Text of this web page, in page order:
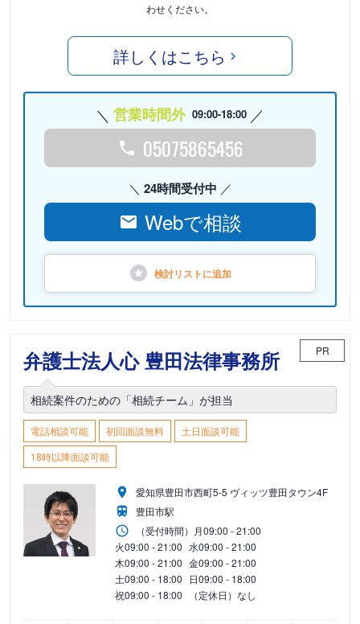
わせください。
詳しくはこちら
営業時間外 09:00-18:00
05075865456
24時間受付中
Webで相談
検討リストに追加
弁護士法人心 豊田法律事務所 PR
相続案件のための「相続チーム」が担当
電話相談可能 初回面談無料
土日面談可能
18時以降面談可能
愛知県豊田市西町5-5 ヴィッツ豊田タウン4F
豊田市駅
（受付時間） 月09:00 - 21:00
火09:00 - 21:00 水09:00 - 21:00
木09:00 - 21:00 金09:00 - 21:00
土09:00 - 18:00 日09:00 - 18:00
祝09:00 - 18:00 （定休日）なし